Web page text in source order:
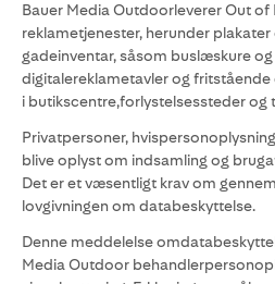
Bauer Media Outdoorleverer Out
reklametjenester, herunder
gadeinventar, såsom buslæskure
digitalereklametavler og
i butikscentre,forlystelsessteder og
Privatpersoner,
blive oplyst om indsamling og
Det er et væsentligt krav om
lovgivningen om databeskyttelse.
Denne meddelelse
Media Outdoor